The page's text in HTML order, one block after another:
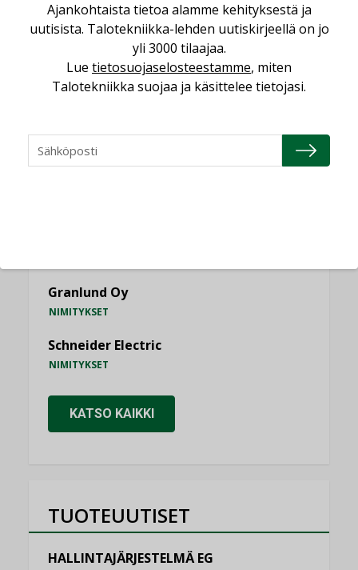
KATSO KAIKKI
NIMITYKSET
Granlund Oy
NIMITYKSET
Schneider Electric
NIMITYKSET
KATSO KAIKKI
TUOTEUUTISET
HALLINTAJÄRJESTELMÄ EG
Ajankohtaista tietoa alamme kehityksestä ja
uutisista. Talotekniikka-lehden uutiskirjeellä on jo
yli 3000 tilaajaa.
Lue tietosuojaselosteestamme, miten
Talotekniikka suojaa ja käsittelee tietojasi.